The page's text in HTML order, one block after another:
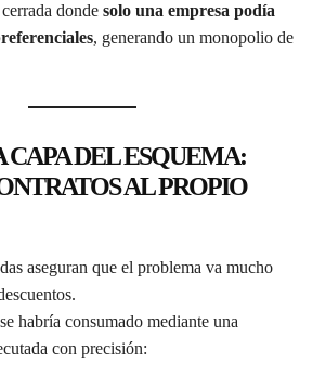
donde solo una empresa podía
, generando un monopolio de
CAPA DEL ESQUEMA:
AL PROPIO
aseguran que el problema va mucho
habría consumado mediante una
con precisión: